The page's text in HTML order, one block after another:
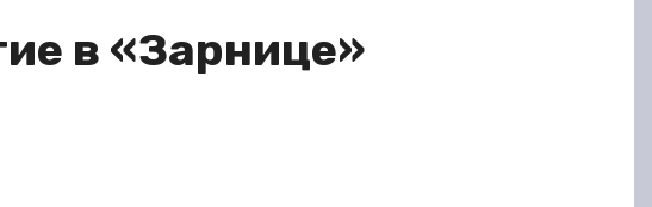
в «Зарнице»